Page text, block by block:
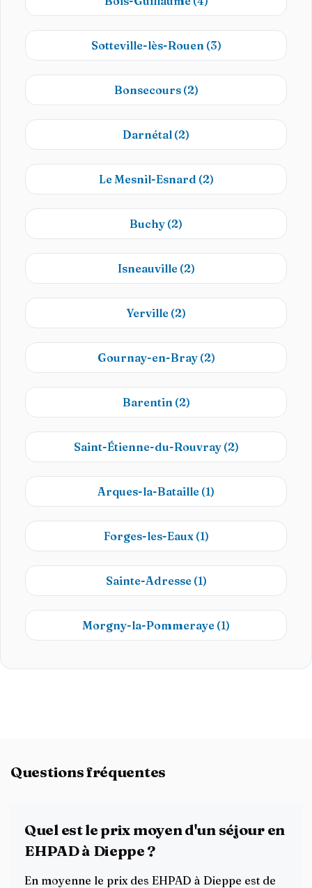
Sotteville-lès-Rouen (3)
Bonsecours (2)
Darnétal (2)
Le Mesnil-Esnard (2)
Buchy (2)
Isneauville (2)
Yerville (2)
Gournay-en-Bray (2)
Barentin (2)
Saint-Étienne-du-Rouvray (2)
Arques-la-Bataille (1)
Forges-les-Eaux (1)
Sainte-Adresse (1)
Morgny-la-Pommeraye (1)
Questions fréquentes
Quel est le prix moyen d'un séjour en
EHPAD à Dieppe ?
En moyenne le prix des EHPAD à Dieppe est de